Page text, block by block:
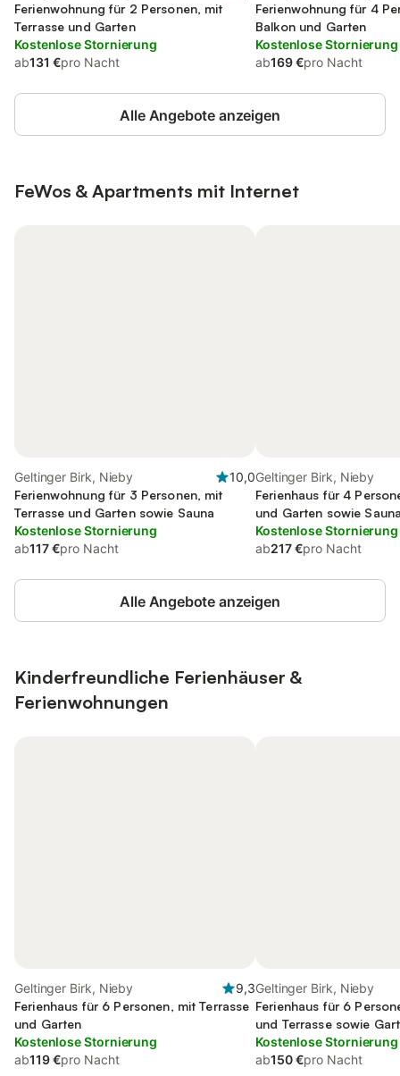
Ferienwohnung für 2 Personen, mit
Terrasse und Garten
Kostenlose Stornierung
ab131 €pro Nacht
Ferienwohnung für 4
Balkon und Garten
Kostenlose Stornierung
ab169 €pro Nacht
Alle Angebote anzeigen
FeWos & Apartments mit Internet
Geltinger Birk, Nieby
10,0
Ferienwohnung für 3 Personen, mit
Terrasse und Garten sowie Sauna
Kostenlose Stornierung
ab117 €pro Nacht
Geltinger Birk, Nieby
Ferienhaus für 4
und Garten sowie
Kostenlose Stornierung
ab217 €pro Nacht
Alle Angebote anzeigen
Kinderfreundliche Ferienhäuser &
Ferienwohnungen
Geltinger Birk, Nieby
9,3
Ferienhaus für 6 Personen, mit Terrasse
und Garten
Kostenlose Stornierung
ab119 €pro Nacht
Geltinger Birk, Nieby
Ferienhaus für 6
und Terrasse sowie
Kostenlose Stornierung
ab150 €pro Nacht